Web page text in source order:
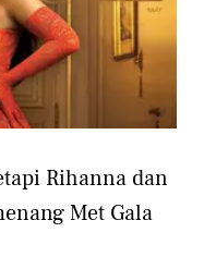
Rihanna dan
Met Gala